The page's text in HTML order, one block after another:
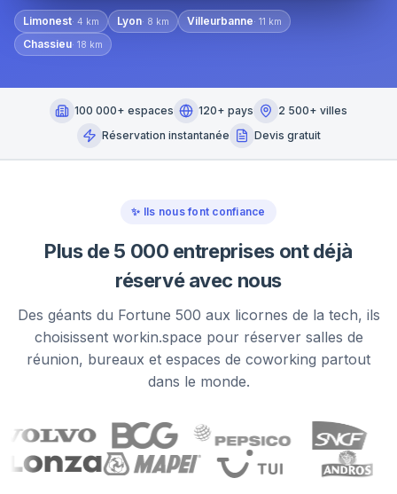
Limonest· 4 km Lyon· 8 km Villeurbanne· 11 km
Chassieu· 18 km
100 000+ espaces 120+ pays
2 500+ villes
Réservation instantanée
Devis gratuit
✨ Ils nous font confiance
Plus de 5 000 entreprises ont déjà
réservé avec nous
Des géants du Fortune 500 aux licornes de la tech, ils
choisissent workin.space pour réserver salles de
réunion, bureaux et espaces de coworking partout
dans le monde.